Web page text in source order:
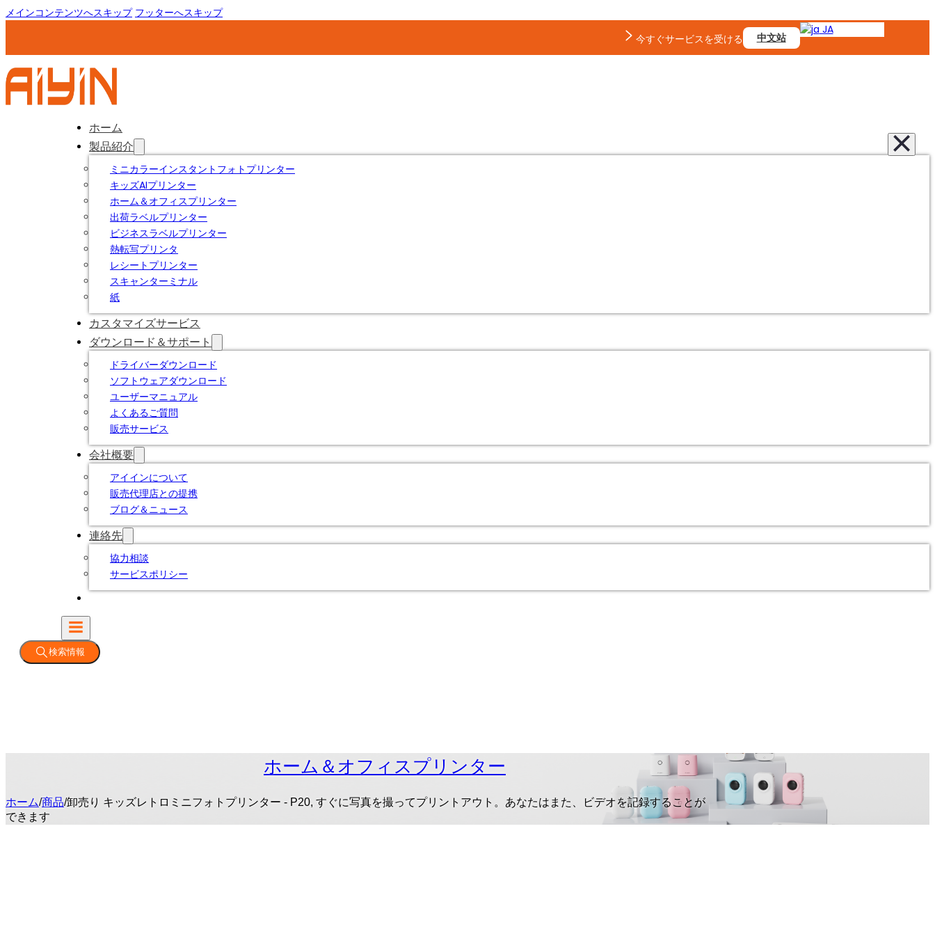
メインコンテンツへスキップ フッターへスキップ
今すぐサービスを受ける
中文站
JA
ホーム
製品紹介
ミニカラーインスタントフォトプリンター
キッズAIプリンター
ホーム＆オフィスプリンター
出荷ラベルプリンター
ビジネスラベルプリンター
熱転写プリンタ
レシートプリンター
スキャンターミナル
紙
カスタマイズサービス
ダウンロード＆サポート
ドライバーダウンロード
ソフトウェアダウンロード
ユーザーマニュアル
よくあるご質問
販売サービス
会社概要
アイインについて
販売代理店との提携
ブログ＆ニュース
連絡先
協力相談
サービスポリシー
検索情報
ホーム＆オフィスプリンター
ホーム/商品/卸売り キッズレトロミニフォトプリンター - P20, すぐに写真を撮ってプリントアウト。あなたはまた、ビデオを記録することが
できます